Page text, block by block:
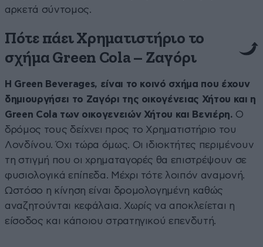
αρκετά σύντομος.
Πότε πάει Χρηματιστήριο το
σχήμα Green Cola – Ζαγόρι
Η Green Beverages, είναι το κοινό σχήμα που έχουν
δημιουργήσει το Ζαγόρι της οικογένειας Χήτου και η
Green Cola των οικογενειών Χήτου και Βενιέρη. Ο
δρόμος τους δείχνει προς το Χρηματιστήριο του
Λονδίνου. Όχι τώρα όμως. Οι ιδιοκτήτες περιμένουν
τη στιγμή που οι χρηματαγορές θα επιστρέψουν σε
φυσιολογικά επίπεδα. Μέχρι τότε λοιπόν αναμονή.
Ωστόσο η κίνηση είναι δρομολογημένη καθώς
αναζητούνται κεφάλαια. Χωρίς να αποκλείεται η
είσοδος και κάποιου στρατηγικού επενδυτή.